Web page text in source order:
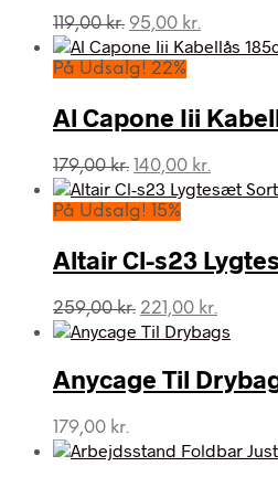
119,00kr. Den
oprindelige
pris
119,00 kr..
95,00 kr.
aktuelle
95,00 kr..
På Udsalg! 22%
Al Capone Iii
179,00kr. Den
oprindelige
pris
179,00 kr..
140,00 kr.
aktuelle
140,00
På Udsalg! 15%
Altair Cl-s23
259,00kr. Den
oprindelige
var:
259,00 kr..
221,00 kr.
aktuelle
er:
221,00
Anycage Til
179,00 kr.